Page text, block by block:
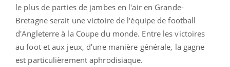
le plus de parties de jambes en l'air en Grande-
Bretagne serait une victoire de l'équipe de football
d'Angleterre à la Coupe du monde. Entre les victoires
au foot et aux jeux, d'une manière générale, la gagne
est particulièrement aphrodisiaque.